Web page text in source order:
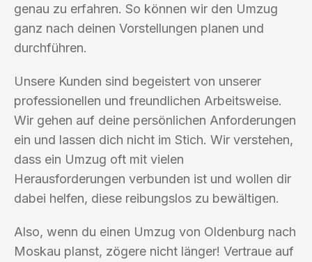
genau zu erfahren. So können wir den Umzug
ganz nach deinen Vorstellungen planen und
durchführen.
Unsere Kunden sind begeistert von unserer
professionellen und freundlichen Arbeitsweise.
Wir gehen auf deine persönlichen Anforderungen
ein und lassen dich nicht im Stich. Wir verstehen,
dass ein Umzug oft mit vielen
Herausforderungen verbunden ist und wollen dir
dabei helfen, diese reibungslos zu bewältigen.
Also, wenn du einen Umzug von Oldenburg nach
Moskau planst, zögere nicht länger! Vertraue auf